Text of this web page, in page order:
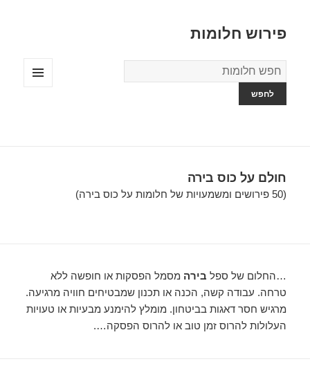
פירוש חלומות
מילון
החלומות
חולם על כוס בירה
(50 פירושים ומשמעויות של חלומות על כוס בירה)
…החלום של ספל בירה מסמל הפסקות או חופשה ללא
טרחה. עבודה קשה, הכנה או תכנון שמבטיחים חוויה מרגיעה.
מרגיש חסר דאגות בביטחון. מומלץ להימנע מבעיות או טעויות
העלולות להרוס זמן טוב או להרוס הפסקה….